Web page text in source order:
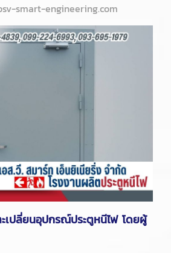
smart-engineering.com
เปลี่ยนอุปกรณ์ประตูหนีไฟ โดยผู้